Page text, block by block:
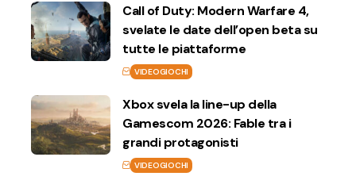
Call of Duty: Modern Warfare 4,
svelate le date dell’open beta su
tutte le piattaforme
VIDEOGIOCHI
Xbox svela la line-up della
Gamescom 2026: Fable tra i
grandi protagonisti
VIDEOGIOCHI